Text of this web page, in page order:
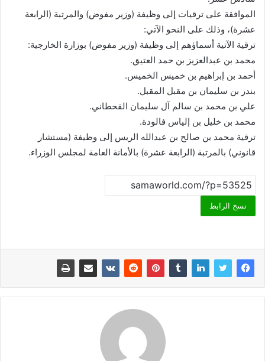
الموافقة على ترقيات إلى وظيفة (وزير مفوض) والمرتبة (الرابعة
عشرة)، وذلك على النحو الآتي:
ترقية الآتية أسماؤهم إلى وظيفة (وزير مفوض) بوزارة الخارجية:
محمد بن عبدالعزيز بن حمد العتيق.
أحمد بن إبراهيم بن خميس الخميس.
بندر بن سليمان بن مقبل المقبل.
علي بن محمد بن سالم آل سليمان القحطاني.
محمد بن خليل بن إلياس فالودة.
ترقية محمد بن صالح بن عبدالله الريس إلى وظيفة (مستشار
قانوني) بالمرتبة (الرابعة عشرة) بالأمانة العامة لمجلس الوزراء.
نسخ الرابط